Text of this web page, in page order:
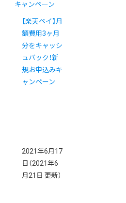
キャンペーン
【楽天ペイ】月
額費用3ヶ月
分をキャッシ
ュバック！新
規お申込みキ
ャンペーン
2021年6月17
日 （2021年6
月21日 更新）